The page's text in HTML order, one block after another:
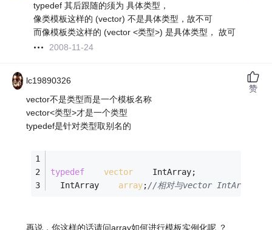
typedef 其后跟随的须为 具体类型，
像类模板这样的 (vector) 不是具体类型，故不可
而像模板类这样的 (vector <类型>) 是具体类型， 故可
2008-11-24
lc19890326
vector不是类型而是一个模板名称
vector<类型>才是一个类型
typedef是针对类型取别名的
typedef vector
    IntArray;
  IntArray
array;//相对与vector IntArray
再说，你这样的话请问array如何进行模板实例化呢 ？
赞